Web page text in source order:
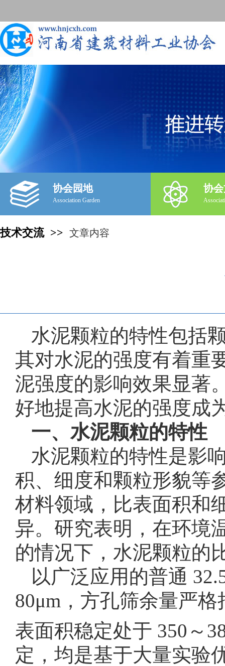
协会园地
Association Garden
协
技术交流 >> 文章内容
水泥颗粒的特性包括
其对水泥的强度有着重
泥强度的影响效果显著
好地提高水泥的强度成
一、水泥颗粒的特性
水泥颗粒的特性是影
积、细度和颗粒形貌等
材料领域，比表面积和
异。研究表明，在环境
的情况下，水泥颗粒的
以广泛应用的普通
80μm，方孔筛余量严
表面积稳定处于 350～
定，均是基于大量实验